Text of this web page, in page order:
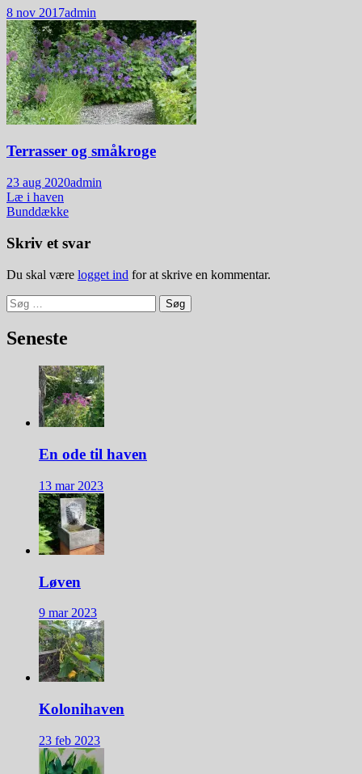
8 nov 2017admin
Terrasser og småkroge
23 aug 2020admin
Indlægsnavigation
Læ i haven
Bunddække
Skriv et svar
Du skal være logget ind for at skrive en kommentar.
Søg
efter:
Seneste
En ode til haven
13 mar 2023
Løven
9 mar 2023
Kolonihaven
23 feb 2023